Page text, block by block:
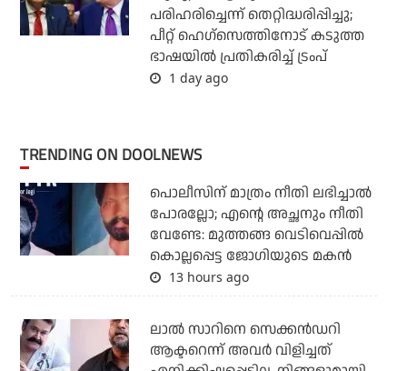
പരിഹരിച്ചെന്ന് തെറ്റിദ്ധരിപ്പിച്ചു;
പീറ്റ് ഹെഗ്‌സെത്തിനോട് കടുത്ത
ഭാഷയില്‍ പ്രതികരിച്ച് ട്രംപ്
1 day ago
TRENDING ON DOOLNEWS
പൊലീസിന് മാത്രം നീതി ലഭിച്ചാല്‍
പോരല്ലോ; എന്റെ അച്ഛനും നീതി
വേണ്ടേ: മുത്തങ്ങ വെടിവെപ്പില്‍
കൊല്ലപ്പെട്ട ജോഗിയുടെ മകന്‍
13 hours ago
ലാല്‍ സാറിനെ സെക്കന്‍ഡറി
ആക്ടറെന്ന് അവര്‍ വിളിച്ചത്